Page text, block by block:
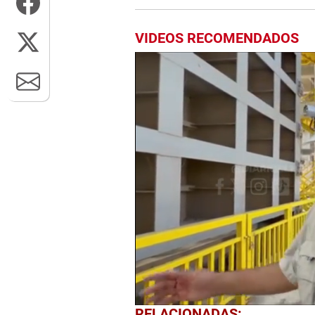
VIDEOS RECOMENDADOS
0